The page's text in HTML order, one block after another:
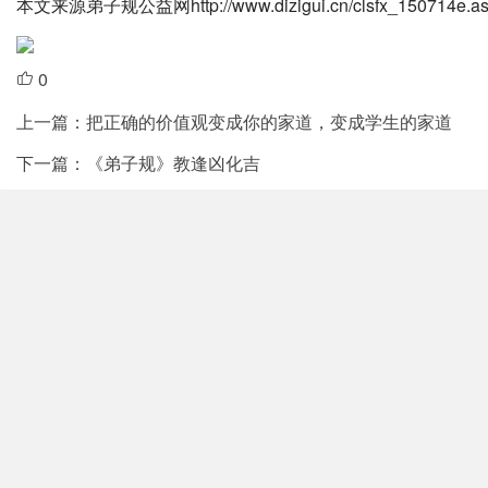
0
上一篇：把正确的价值观变成你的家道，变成学生的家道
下一篇：《弟子规》教逢凶化吉